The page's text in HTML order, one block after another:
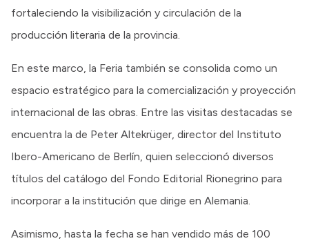
fortaleciendo la visibilización y circulación de la
producción literaria de la provincia.
En este marco, la Feria también se consolida como un
espacio estratégico para la comercialización y proyección
internacional de las obras. Entre las visitas destacadas se
encuentra la de Peter Altekrüger, director del Instituto
Ibero-Americano de Berlín, quien seleccionó diversos
títulos del catálogo del Fondo Editorial Rionegrino para
incorporar a la institución que dirige en Alemania.
Asimismo, hasta la fecha se han vendido más de 100